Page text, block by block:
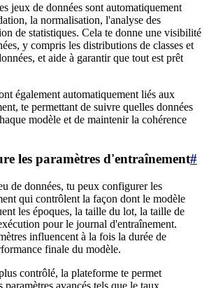
jeux de données sont automatiquement
la normalisation, l'analyse des
de statistiques. Cela te donne une visibilité
y compris les distributions de classes et
et aide à garantir que tout est prêt
également automatiquement liés aux
te permettant de suivre quelles données
modèle et de maintenir la cohérence
les paramètres d'entraînement#
de données, tu peux configurer les
qui contrôlent la façon dont le modèle
les époques, la taille du lot, la taille de
pour le journal d'entraînement.
influencent à la fois la durée de
finale du modèle.
contrôlé, la plateforme te permet
paramètres avancés tels que le taux